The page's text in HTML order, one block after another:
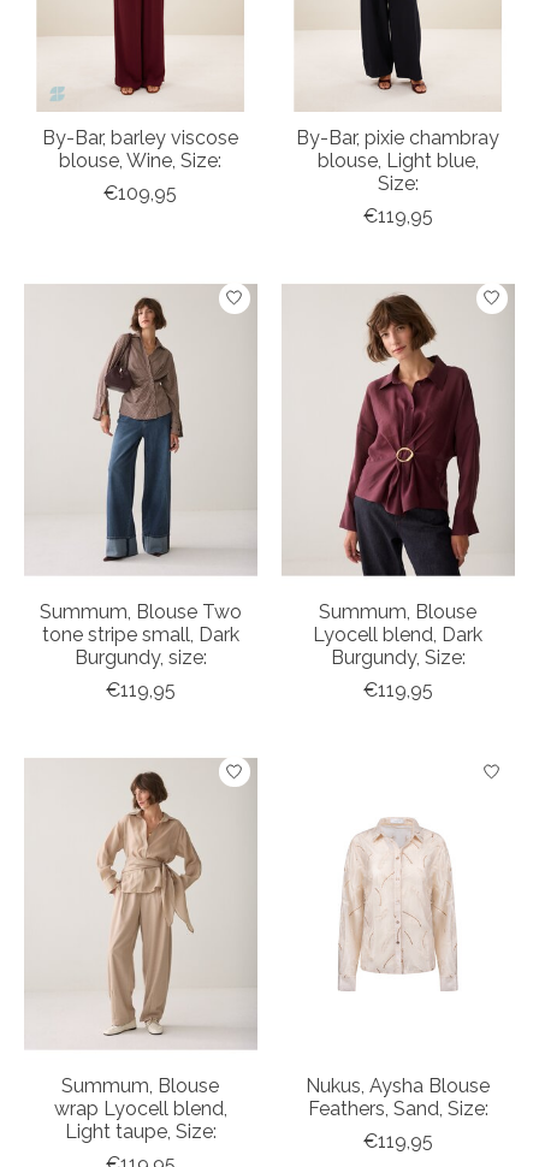
By-Bar, barley viscose
blouse, Wine, Size:
€109,95
By-Bar, pixie chambray
blouse, Light blue,
Size:
€119,95
Summum, Blouse Two
tone stripe small, Dark
Burgundy, size:
€119,95
Summum, Blouse
Lyocell blend, Dark
Burgundy, Size:
€119,95
Summum, Blouse
wrap Lyocell blend,
Light taupe, Size:
Nukus, Aysha Blouse
Feathers, Sand, Size:
€119,95